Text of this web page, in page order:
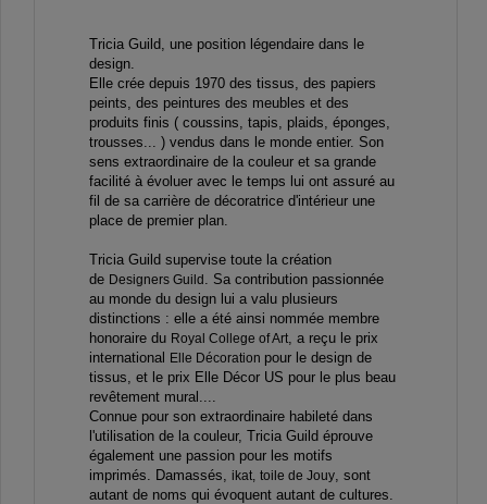
Tricia Guild, une position légendaire dans le
design.
Elle crée depuis 1970 des tissus, des papiers
peints, des peintures des meubles et des
produits finis ( coussins, tapis, plaids, éponges,
trousses... ) vendus dans le monde entier. Son
sens extraordinaire de la couleur et sa grande
facilité à évoluer avec le temps lui ont assuré au
fil de sa carrière de décoratrice d'intérieur une
place de premier plan.
Tricia Guild supervise toute la création
de Designers Guild
Sa contribution passionnée
au monde du design lui a valu plusieurs
distinctions : elle a été ainsi nommée membre
honoraire du Royal College of Art , a reçu le prix
international Elle Décoration pour le design de
tissus, et le prix Elle Décor US pour le plus beau
revêtement mural....
Connue pour son extraordinaire habileté dans
l'utilisation de la couleur, Tricia Guild éprouve
également une passion pour les motifs
imprimés. Damassés, ikat, toile de Jouy , sont
autant de noms qui évoquent autant de cultures.